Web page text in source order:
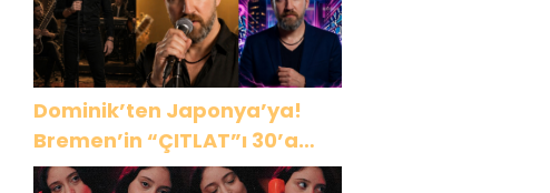
Dominik’ten Japonya’ya!
Bremen’in “ÇITLAT”ı 30’a
yakın ülkede!